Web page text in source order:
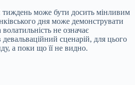
тиждень може бути досить мінливим
дня може демонструвати
не означає
сценарій, для цього
а поки що її не видно.